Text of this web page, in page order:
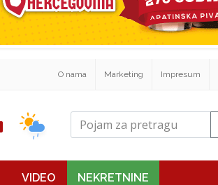
O nama Marketing Impresum
VIDEO NEKRETNINE